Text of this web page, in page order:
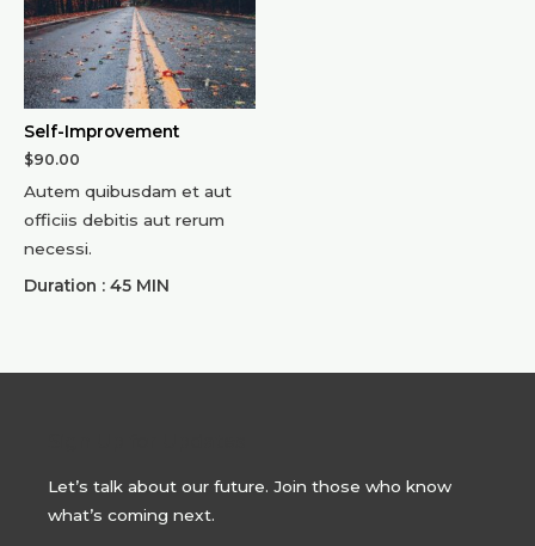
Self-Improvement
$90.00
Autem quibusdam et aut
officiis debitis aut rerum
necessi.
Duration : 45 MIN
Let’s talk about our future. Join those who know
what’s coming next.